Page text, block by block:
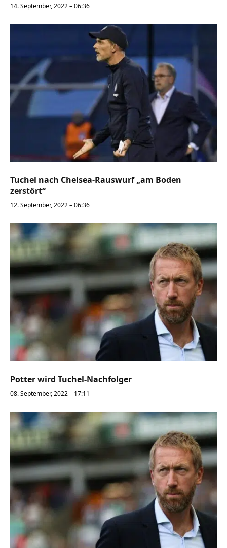
14. September, 2022 – 06:36
Tuchel nach Chelsea-Rauswurf „am Boden
zerstört“
12. September, 2022 – 06:36
Potter wird Tuchel-Nachfolger
08. September, 2022 – 17:11